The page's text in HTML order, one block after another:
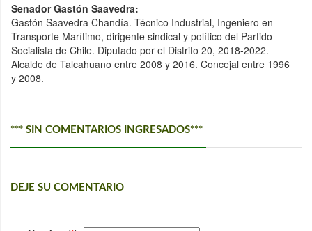
Senador Gastón Saavedra:
Gastón Saavedra Chandía. Técnico Industrial, Ingeniero en
Transporte Marítimo, dirigente sindical y político del Partido
Socialista de Chile. Diputado por el Distrito 20, 2018-2022.
Alcalde de Talcahuano entre 2008 y 2016. Concejal entre 1996
y 2008.
*** SIN COMENTARIOS INGRESADOS***
DEJE SU COMENTARIO